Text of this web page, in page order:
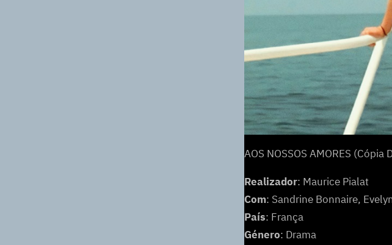
AOS NOSSOS AMORES (Cópia
Realizador: Maurice Pialat
Com: Sandrine Bonnaire,
País: França
Género: Drama